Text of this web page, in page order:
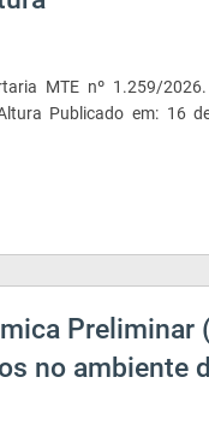
MTE nº 1.259/
Publicado em: 16
Preliminar
no ambiente